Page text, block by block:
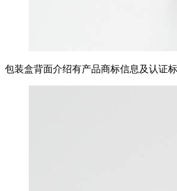
包装盒背面介绍有产品商标信息及认证标